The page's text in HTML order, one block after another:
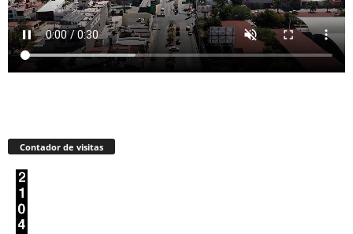
Contador de visitas